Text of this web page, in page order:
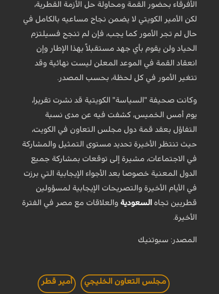
الأفرقاء بحضور القمة ومحاولة حل الأزمة القطرية،
لكن الأمير الكويتي لا يضمن نجاح مساعيه بالكامل في
حال لم تجر الأمور كما يجب، فإن لم تنجح فسيلتزم
الحياد ولن يقوم بأي جهد مستقبلاً بهذا الإطار وإن
انعقاد القمة في الموعد المعلن ليست نهائية وقد
تتغير الأمور في كل لحظة، بحسب المصدر.
وكانت صحيفة "السياسة" الكويتية قد نشرت تقريرا،
يوم أمس الخميس، كشفت فيه عن مدى نسبة
التفاؤل بعقد قمة دول مجلس التعاون في الكويت،
حيث تنتظر الأخيرة تحديد مستوى التمثيل والمشاركة
في الاجتماعات، مشيرة إلى توقعات بمشاركة جميع
الدول المعنية خصوصا بعد الأجواء الإيجابية التي برزت
في الأيام الأخيرة والتصريحات الإيجابية لمسؤولين
قطريين تجاه السعودية والعلاقات مع مصر في الفترة
الأخيرة.
المصدر: سبوتنيك
مجلس التعاون الخليجي أمير قطر